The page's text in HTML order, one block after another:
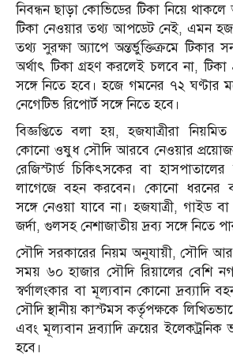
নিবন্ধন ছাড়া কোভিডের টিকা নিয়ে থাকলে
টিকা নেওয়ার তথ্য আপডেট নেই, এমন
তথ্য সুরক্ষা অ্যাপে অন্তর্ভুক্তিক্রমে
অর্থাৎ টিকা গ্রহণ করলেই চলবে না,
সঙ্গে নিতে হবে। হজে গমনের ৭২ ঘণ্টার
নেগেটিভ রিপোর্ট সঙ্গে নিতে হবে।
বিজ্ঞপ্তিতে বলা হয়, হজযাত্রীরা
কোনো ওষুধ সৌদি আরবে নেওয়ার
রেজিস্টার্ড চিকিৎসকের বা হাসপাতালের
লাগেজে বহন করবেন। কোনো ধরনের
সঙ্গে নেওয়া যাবে না। হজযাত্রী, গাইড বা
জর্দা, গুলসহ নেশাজাতীয় দ্রব্য সঙ্গে নিতে
সৌদি সরকারের নিয়ম অনুযায়ী, সৌদি
সময় ৬০ হাজার সৌদি রিয়ালের বেশি
স্বর্ণালংকার বা মূল্যবান কোনো দ্রব্যাদি
সৌদি স্থানীয় কাস্টমস কর্তৃপক্ষকে
এবং মূল্যবান দ্রব্যাদি ক্রয়ের ইলেকট্রনিক
হবে।